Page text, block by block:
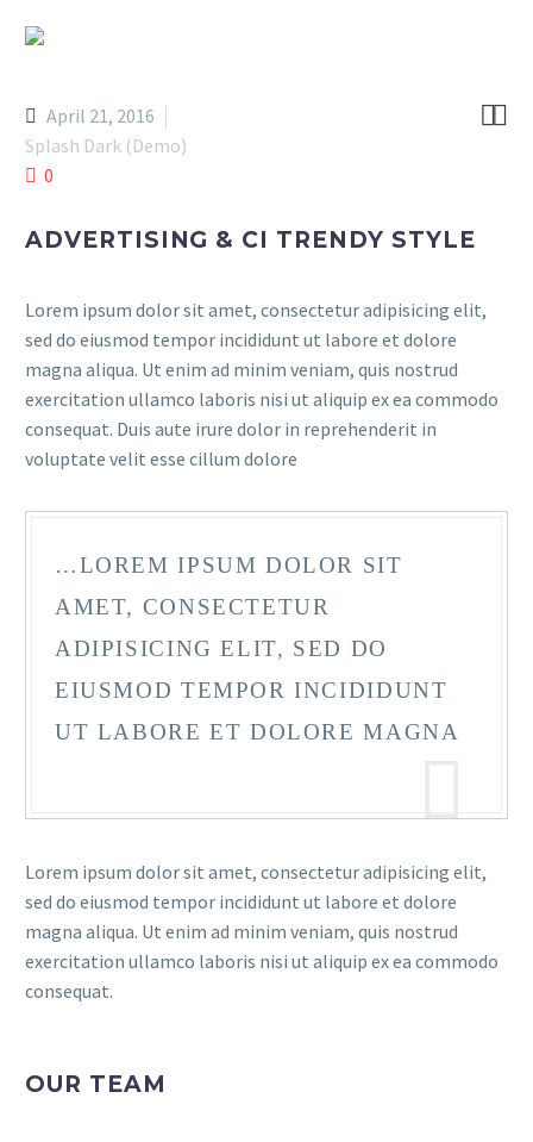

April 21, 2016
Splash Dark (Demo)
0
ADVERTISING & CI TRENDY STYLE
Lorem ipsum dolor sit amet, consectetur adipisicing elit,
sed do eiusmod tempor incididunt ut labore et dolore
magna aliqua. Ut enim ad minim veniam, quis nostrud
exercitation ullamco laboris nisi ut aliquip ex ea commodo
consequat. Duis aute irure dolor in reprehenderit in
voluptate velit esse cillum dolore
…LOREM IPSUM DOLOR SIT
AMET, CONSECTETUR
ADIPISICING ELIT, SED DO
EIUSMOD TEMPOR INCIDIDUNT
UT LABORE ET DOLORE MAGNA
Lorem ipsum dolor sit amet, consectetur adipisicing elit,
sed do eiusmod tempor incididunt ut labore et dolore
magna aliqua. Ut enim ad minim veniam, quis nostrud
exercitation ullamco laboris nisi ut aliquip ex ea commodo
consequat.
OUR TEAM